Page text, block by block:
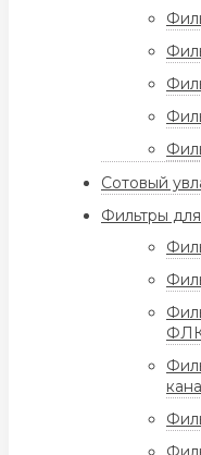
Сотовый
Фильтры